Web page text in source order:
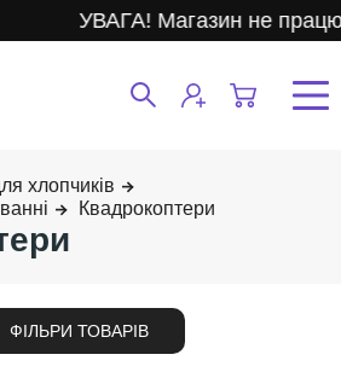
УВАГА! Магазин не
хлопчиків
Квадрокоптери